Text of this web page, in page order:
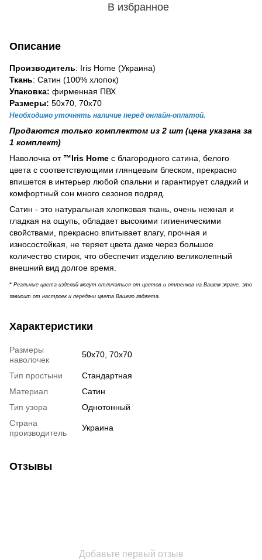
В избранное
Описание
Производитель: Iris Home (Украина)
Ткань: Сатин (100% хлопок)
Упаковка: фирменная ПВХ
Размеры: 50х70, 70х70
Необходимо уточнять наличие перед онлайн-оплатой.
Продаются только комплектом из 2 шт (цена указана за
1 комплект)
Наволочка от™Iris Home с благородного сатина, белого
цвета с соответствующими глянцевым блеском, прекрасно
впишется в интерьер любой спальни и гарантирует сладкий и
комфортный сон много сезонов подряд.
Сатин - это натуральная хлопковая ткань, очень нежная и
гладкая на ощупь, обладает высокими гигиеническими
свойствами, прекрасно впитывает влагу, прочная и
износостойкая, не теряет цвета даже через большое
количество стирок, что обеспечит изделию великолепный
внешний вид долгое время.
* Реальные цвета изделий могут отличаться от цветов и оттенков на Вашем экране, это
зависит от настроек и передачи цвета Вашего гаджета.
Характеристики
Размеры
наволочек
50х70, 70х70
Тип простыни
Стандартная
Материал
Сатин
Тип узора
Однотонный
Страна
производитель
Украина
Отзывы
Добавьте первый отзыв